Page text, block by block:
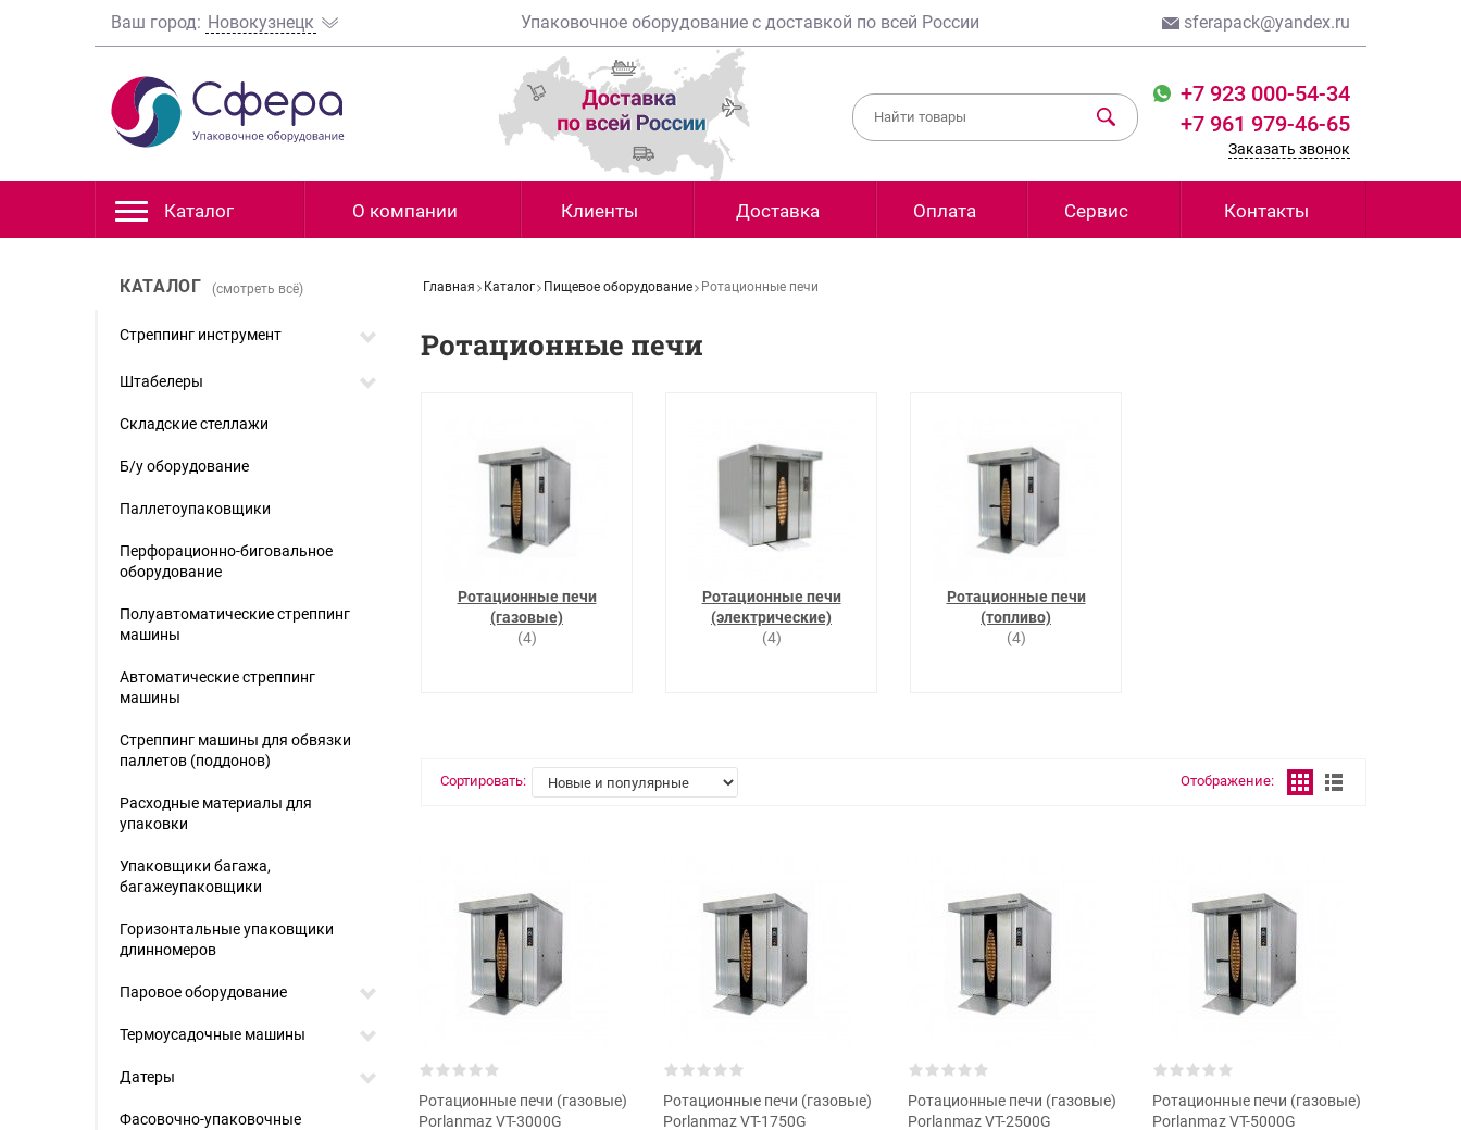
Ваш город: Новокузнецк Упаковочное оборудование с доставкой по всей России sferapack@yandex.ru
+7 923 000-54-34
+7 961 979-46-65
Заказать звонок
Каталог О компании Клиенты Доставка Оплата Сервис Контакты
Главная Каталог Пищевое оборудование Ротационные печи
Ротационные печи
Ротационные печи
(газовые)
(4)
Ротационные печи
(электрические)
(4)
Ротационные печи
(топливо)
(4)
Сортировать: Отображение:
Ротационные печи (газовые)
Porlanmaz VT-3000G
Ротационные печи (газовые)
Porlanmaz VT-1750G
Ротационные печи (газовые)
Porlanmaz VT-2500G
Ротационные печи (газовые)
Porlanmaz VT-5000G
КАТАЛОГ (смотреть всё)
Стреппинг инструмент
Штабелеры
Складские стеллажи
Б/у оборудование
Паллетоупаковщики
Перфорационно-биговальное
оборудование
Полуавтоматические стреппинг
машины
Автоматические стреппинг
машины
Стреппинг машины для обвязки
паллетов (поддонов)
Расходные материалы для
упаковки
Упаковщики багажа,
багажеупаковщики
Горизонтальные упаковщики
длинномеров
Паровое оборудование
Термоусадочные машины
Датеры
Фасовочно-упаковочные